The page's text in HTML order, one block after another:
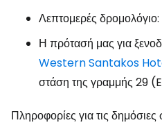
Λεπτομερές δρομολόγιο:
Η πρότασή μας για
Western Santakos
στάση της γραμμής 29
Πληροφορίες για τις